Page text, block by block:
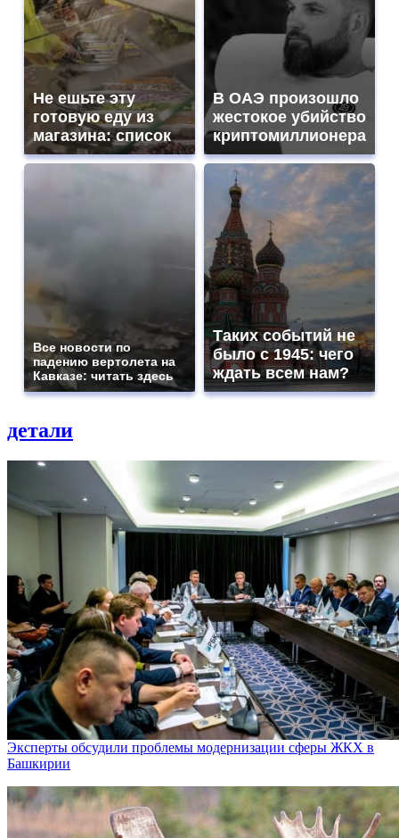
Не ешьте эту
готовую еду из
магазина: список
В ОАЭ произошло
жестокое убийство
криптомиллионера
Все новости по
падению вертолета на
Кавказе: читать здесь
Таких событий не
было с 1945: чего
ждать всем нам?
детали
Эксперты обсудили проблемы модернизации сферы ЖКХ в
Башкирии